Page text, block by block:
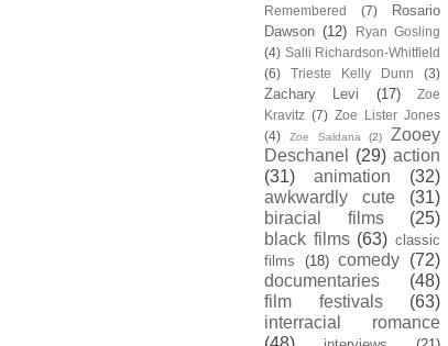
Remembered (7)
Rosario
Dawson (12)
Ryan Gosling
(4) Salli Richardson-Whitfield
(6)
Trieste Kelly Dunn (3)
Zachary Levi (17)
Zoe
Kravitz (7) Zoe Lister Jones
(4)
Zoe Saldana (2)
Zooey
Deschanel
(29) action
(31)
animation
(32)
awkwardly cute
(31)
biracial films
(25)
black films (63) classic
films
(18) comedy (72)
documentaries
(48)
film festivals
(63)
interracial romance